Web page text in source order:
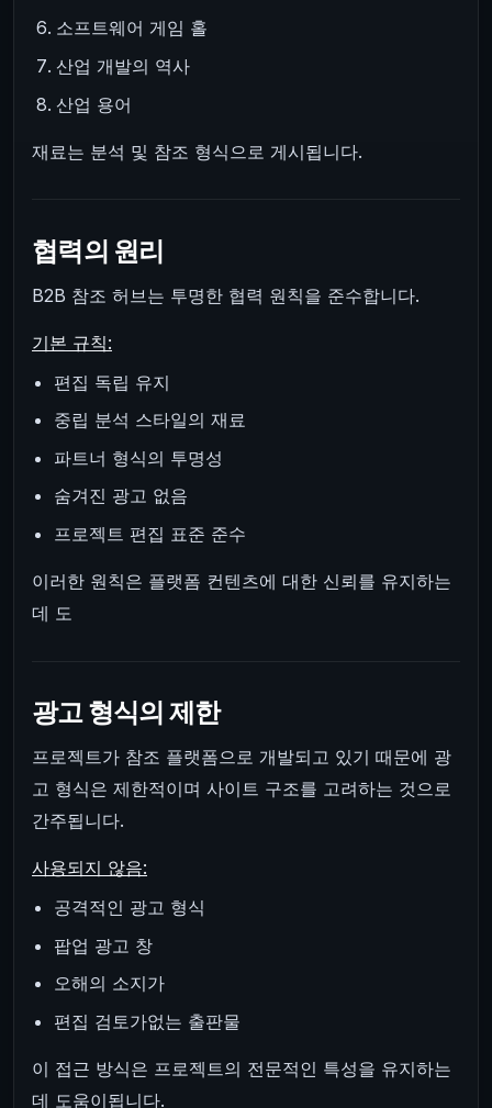
소프트웨어 게임 홀
산업 개발의 역사
산업 용어
재료는 분석 및 참조 형식으로 게시됩니다.
협력의 원리
B2B 참조 허브는 투명한 협력 원칙을 준수합니다.
기본 규칙:
편집 독립 유지
중립 분석 스타일의 재료
파트너 형식의 투명성
숨겨진 광고 없음
프로젝트 편집 표준 준수
이러한 원칙은 플랫폼 컨텐츠에 대한 신뢰를 유지하는
데 도
광고 형식의 제한
프로젝트가 참조 플랫폼으로 개발되고 있기 때문에 광
고 형식은 제한적이며 사이트 구조를 고려하는 것으로
간주됩니다.
사용되지 않음:
공격적인 광고 형식
팝업 광고 창
오해의 소지가
편집 검토가없는 출판물
이 접근 방식은 프로젝트의 전문적인 특성을 유지하는
데 도움이됩니다.